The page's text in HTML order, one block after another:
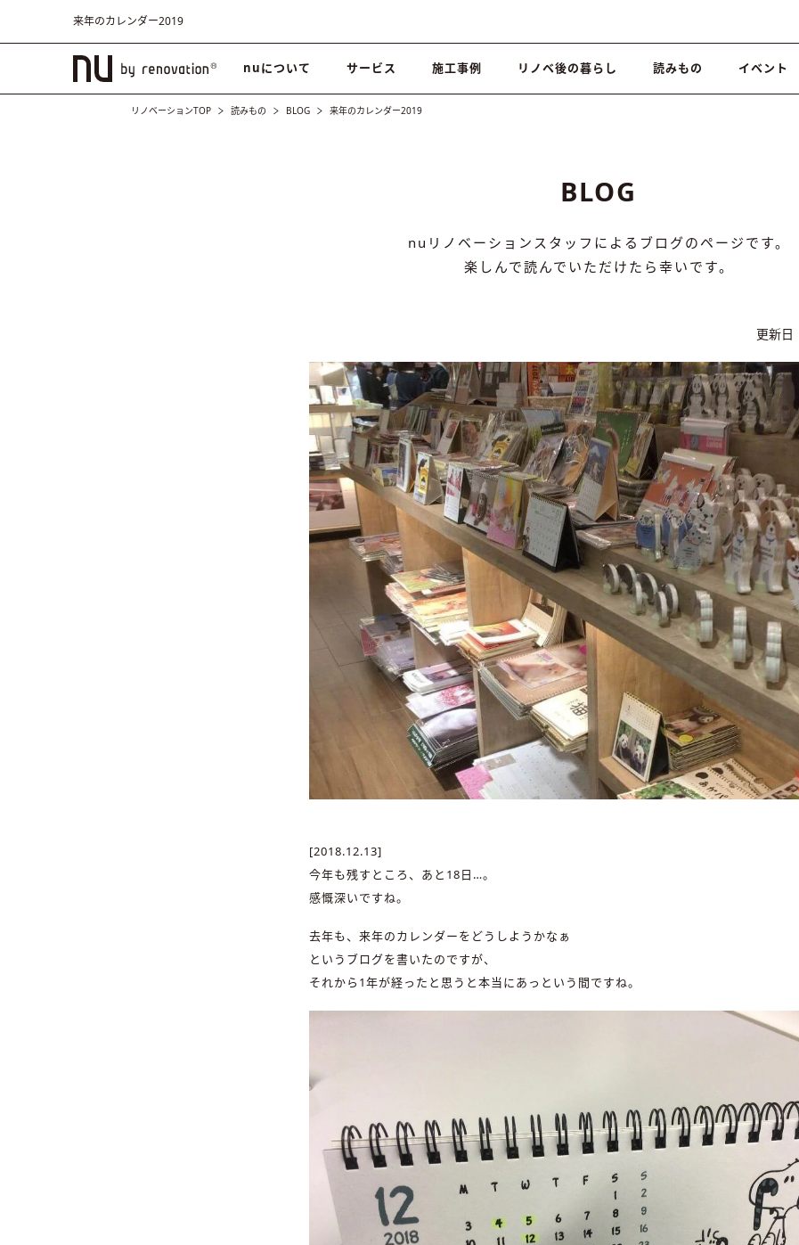
来年のカレンダー2019
nuについて サービス 施工事例 リノベ後の暮らし 読みもの イベント
リノベーションTOP 読みもの BLOG 来年のカレンダー2019
BLOG
nuリノベーションスタッフによるブログのページです。
楽しんで読んでいただけたら幸いです。
更新日
[2018.12.13]
今年も残すところ、あと18日…。
感慨深いですね。
去年も、来年のカレンダーをどうしようかなぁ
というブログを書いたのですが、
それから1年が経ったと思うと本当にあっという間ですね。